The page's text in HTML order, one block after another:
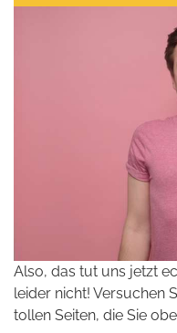
Also, das tut uns jetzt
leider nicht! Versuchen
tollen Seiten, die Sie